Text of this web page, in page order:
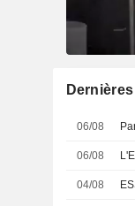
06/08
06/08
04/08